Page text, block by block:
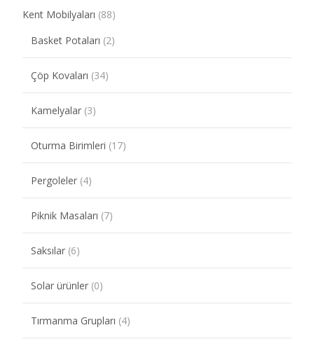
Kent Mobilyaları (88)
Basket Potaları (2)
Çöp Kovaları (34)
Kamelyalar (3)
Oturma Birimleri (17)
Pergoleler (4)
Piknik Masaları (7)
Saksılar (6)
Solar ürünler (0)
Tırmanma Grupları (4)